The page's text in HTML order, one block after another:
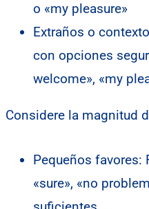
o «my pleasure»
Extraños o
con opciones
welcome», «my
Considere la magnitud
Pequeños favores:
«sure», «no